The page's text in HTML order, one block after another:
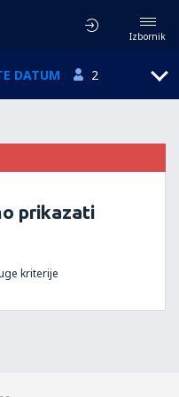
Izbornik
DATUM 2
prikazati
kriterije